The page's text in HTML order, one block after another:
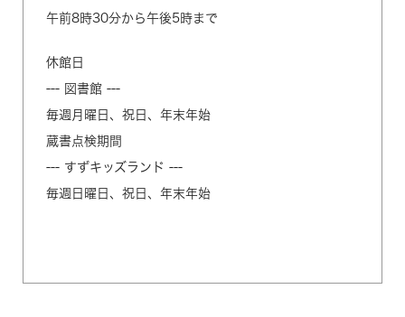
午前8時30分から午後5時まで
休館日
--- 図書館 ---
毎週月曜日、祝日、年末年始
蔵書点検期間
--- すずキッズランド ---
毎週日曜日、祝日、年末年始